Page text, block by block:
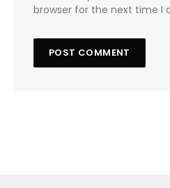
browser for the next time I